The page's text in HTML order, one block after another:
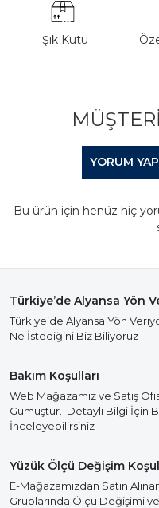
Şık Kutu
YORUM
Bu ürün için henüz hiç
Türkiye’de Alyansa Yön
Türkiye’de Alyansa Yön
Ne İstediğini Biz Biliyoruz
Bakım Koşulları
Web Mağazamız ve Satış
Gümüştür. Detaylı Bilgi İçin
İnceleyebilirsiniz
Yüzük Ölçü Değişim
E-Mağazamızdan Satın
Gruplarında Ölçü Değişimi